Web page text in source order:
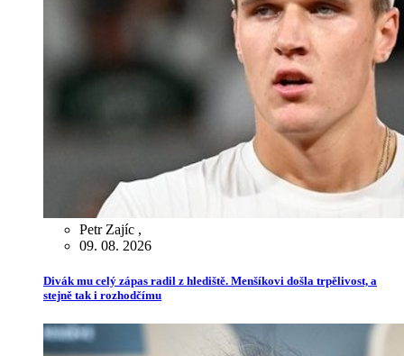
Petr Zajíc ,
09. 08. 2026
Divák mu celý zápas radil z hlediště. Menšíkovi došla trpělivost, a
stejně tak i rozhodčímu